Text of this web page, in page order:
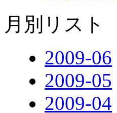
月別リスト
2009-06
2009-05
2009-04